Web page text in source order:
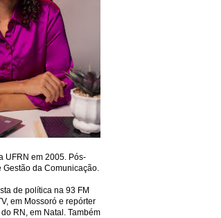
UFRN em 2005. Pós-
Gestão da Comunicação.
de política na 93 FM
em Mossoró e repórter
RN, em Natal. Também